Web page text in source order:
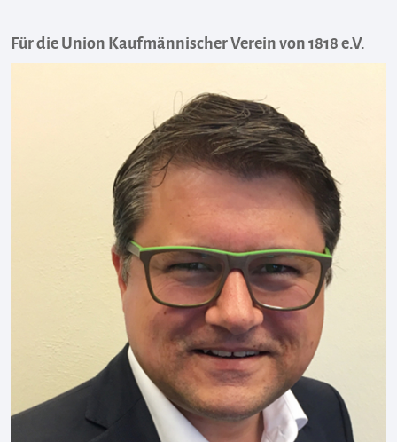
Für die Union Kaufmännischer Verein von 1818 e.V.